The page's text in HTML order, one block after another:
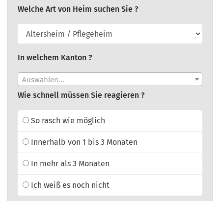
Welche Art von Heim suchen Sie ?
In welchem Kanton ?
Auswählen...
Wie schnell müssen Sie reagieren ?
So rasch wie möglich
Innerhalb von 1 bis 3 Monaten
In mehr als 3 Monaten
Ich weiß es noch nicht